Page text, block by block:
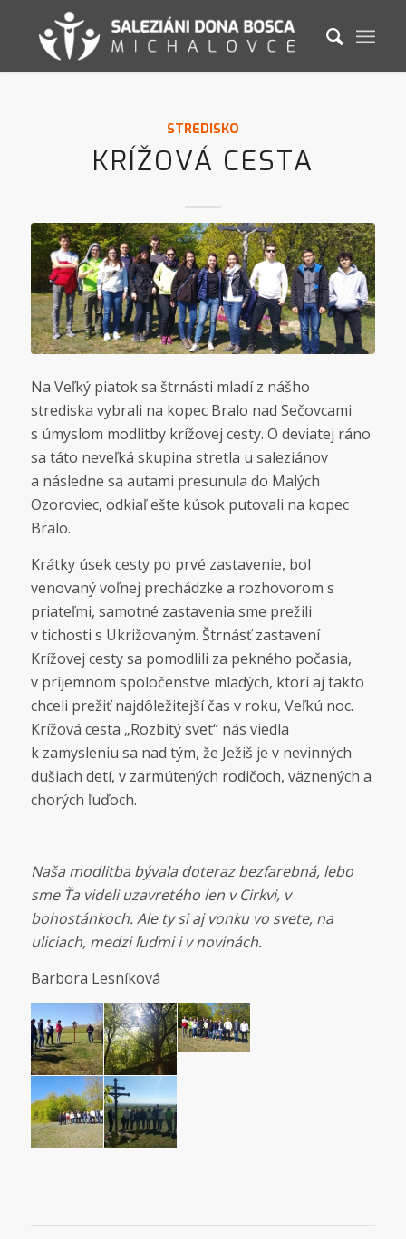
STREDISKO
KRÍŽOVÁ CESTA
Na Veľký piatok sa štrnásti mladí z nášho
strediska vybrali na kopec Bralo nad Sečovcami
s úmyslom modlitby krížovej cesty. O deviatej ráno
sa táto neveľká skupina stretla u saleziánov
a následne sa autami presunula do Malých
Ozoroviec, odkiaľ ešte kúsok putovali na kopec
Bralo.
Krátky úsek cesty po prvé zastavenie, bol
venovaný voľnej prechádzke a rozhovorom s
priateľmi, samotné zastavenia sme prežili
v tichosti s Ukrižovaným. Štrnásť zastavení
Krížovej cesty sa pomodlili za pekného počasia,
v príjemnom spoločenstve mladých, ktorí aj takto
chceli prežiť najdôležitejší čas v roku, Veľkú noc.
Krížová cesta „Rozbitý svet“ nás viedla
k zamysleniu sa nad tým, že Ježiš je v nevinných
dušiach detí, v zarmútených rodičoch, väznených a
chorých ľuďoch.
Naša modlitba bývala doteraz bezfarebná, lebo
sme Ťa videli uzavretého len v Cirkvi, v
bohostánkoch. Ale ty si aj vonku vo svete, na
uliciach, medzi ľuďmi i v novinách.
Barbora Lesníková